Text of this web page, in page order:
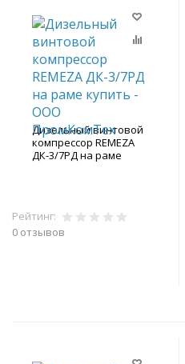
Дизельный винтовой
компрессор REMEZA
ДК-3/7РД на раме
Рейтинг:
0 отзывов